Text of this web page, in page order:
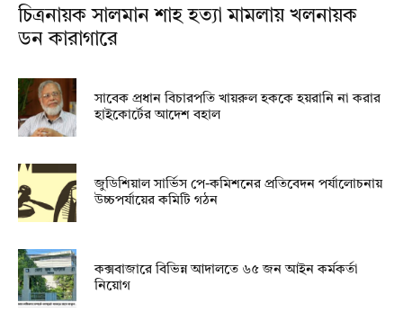
চিত্রনায়ক সালমান শাহ হত্যা মামলায় খলনায়ক
ডন কারাগারে
সাবেক প্রধান বিচারপতি খায়রুল হককে হয়রানি না করার
হাইকোর্টের আদেশ বহাল
জুডিশিয়াল সার্ভিস পে-কমিশনের প্রতিবেদন পর্যালোচনায়
উচ্চপর্যায়ের কমিটি গঠন
কক্সবাজারে বিভিন্ন আদালতে ৬৫ জন আইন কর্মকর্তা
নিয়োগ